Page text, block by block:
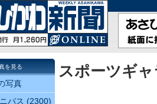
スポーツギ
を見る
写真
バス (2300)